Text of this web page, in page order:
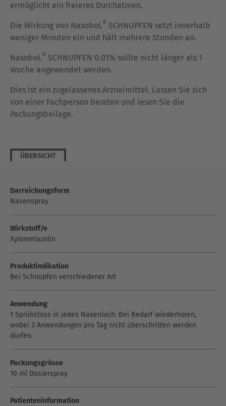
ermöglicht ein freieres Durchatmen.
Die Wirkung von NasoboL® SCHNUPFEN setzt innerhalb
weniger Minuten ein und hält mehrere Stunden an.
NasoboL® SCHNUPFEN 0.01% sollte nicht länger als 1
Woche angewendet werden.
Dies ist ein zugelassenes Arzneimittel. Lassen Sie sich
von einer Fachperson beraten und lesen Sie die
Packungsbeilage.
ÜBERSICHT
Darreichungsform
Nasenspray
Wirkstoff/e
Xylometazolin
Produktindikation
Bei Schnupfen verschiedener Art
Anwendung
1 Sprühstoss in jedes Nasenloch. Bei Bedarf wiederholen,
wobei 3 Anwendungen pro Tag nicht überschritten werden
dürfen.
Packungsgrösse
10 ml Dosierspray
Patienteninformation